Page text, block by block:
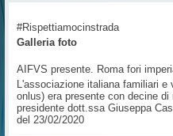
#Rispettiamocinstrada
Galleria foto
AIFVS presente. Roma fori
L'associazione italiana familiari
onlus) era presente con decine
presidente dott.ssa Giuseppa
del 23/02/2020